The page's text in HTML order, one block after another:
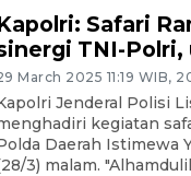
Safari
TNI-Polri,
March 2025 11:19 WIB,
Jenderal Polisi
kegiatan
Daerah Istimewa
3) malam.